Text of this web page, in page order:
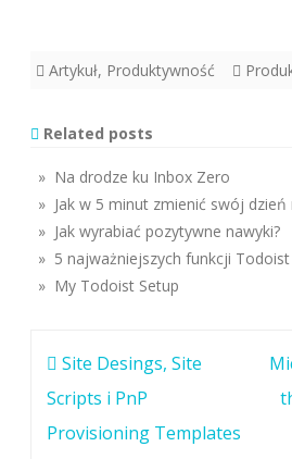
Artykuł, Produktywność
Related posts
» Na drodze ku Inbox Zero
» Jak w 5 minut zmienić swój dzień
» Jak wyrabiać pozytywne nawyki?
» 5 najważniejszych funkcji Todoist
» My Todoist Setup
Nawigacja
wpisu
Site Desings, Site
Scripts i PnP
Provisioning Templates